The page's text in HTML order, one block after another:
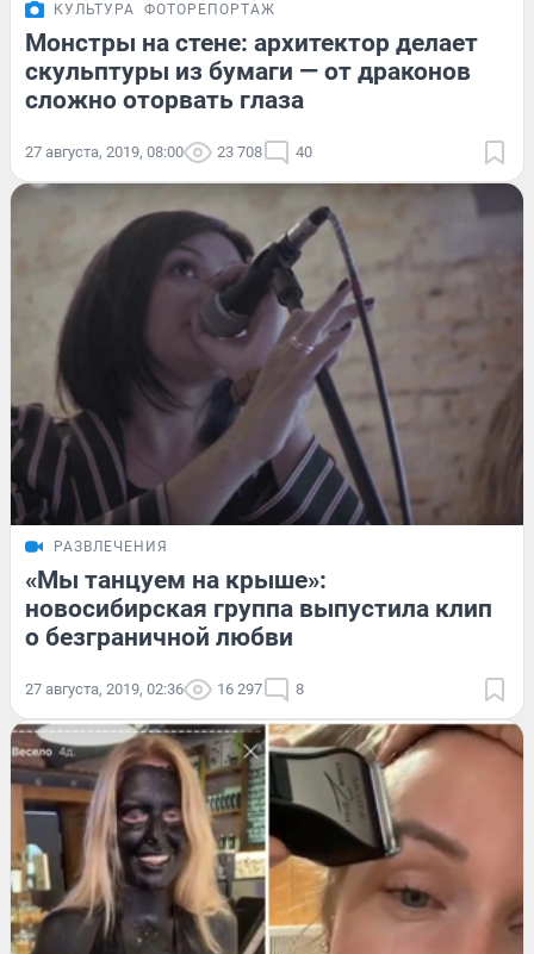
КУЛЬТУРА ФОТОРЕПОРТАЖ
Монстры на стене: архитектор делает
скульптуры из бумаги — от драконов
сложно оторвать глаза
27 августа, 2019, 08:00 23 708 40
РАЗВЛЕЧЕНИЯ
«Мы танцуем на крыше»:
новосибирская группа выпустила клип
о безграничной любви
27 августа, 2019, 02:36 16 297 8